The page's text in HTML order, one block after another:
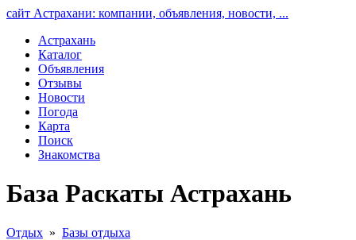
сайт Астрахани: компании, объявления, новости, ...
Астрахань
Каталог
Объявления
Отзывы
Новости
Погода
Карта
Поиск
Знакомства
База Раскаты Астрахань
Отдых » Базы отдыха